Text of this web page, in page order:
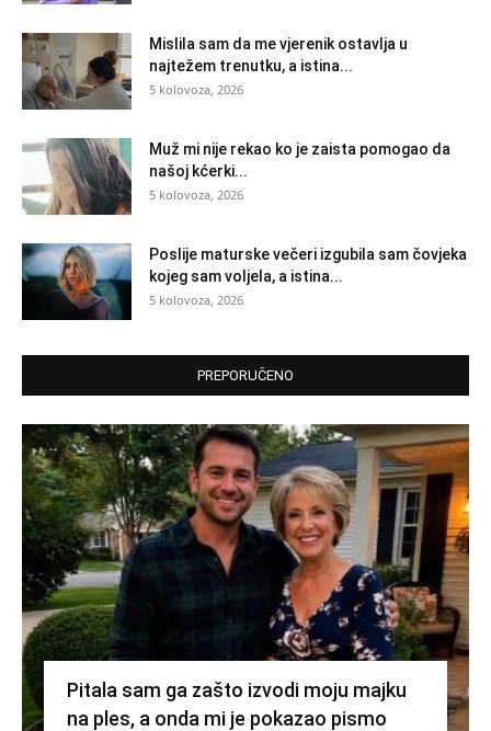
Mislila sam da me vjerenik ostavlja u
najtežem trenutku, a istina...
5 kolovoza, 2026
Muž mi nije rekao ko je zaista pomogao da
našoj kćerki...
5 kolovoza, 2026
Poslije maturske večeri izgubila sam čovjeka
kojeg sam voljela, a istina...
5 kolovoza, 2026
PREPORUČENO
Pitala sam ga zašto izvodi moju majku
na ples, a onda mi je pokazao pismo